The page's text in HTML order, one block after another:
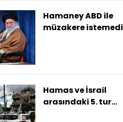
Hamaney ABD ile
müzakere istemedi
Hamas ve İsrail
arasındaki 5. tur